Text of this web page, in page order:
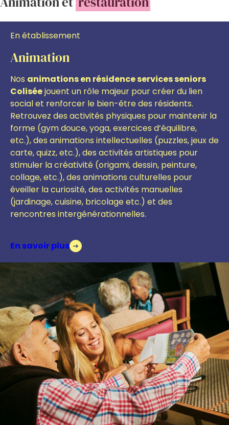
En établissement
Animation
Nos animations en résidence services seniors
Coliséejouent un rôle majeur pour créer du lien
social et renforcer le bien-être des résidents.
Retrouvez des activités physiques pour maintenir la
forme (gym douce, yoga, exercices d’équilibre,
etc.), des animations intellectuelles (puzzles, jeux de
carte, quizz, etc.), des activités artistiques pour
stimuler la créativité (origami, dessin, peinture,
collage, etc.), des animations culturelles pour
éveiller la curiosité, des activités manuelles
(jardinage, cuisine, bricolage etc.) et des
rencontres intergénérationnelles.
En savoir plus